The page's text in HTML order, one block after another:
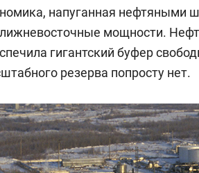
напуганная нефтяными
мощности.
гигантский буфер
резерва попросту нет.